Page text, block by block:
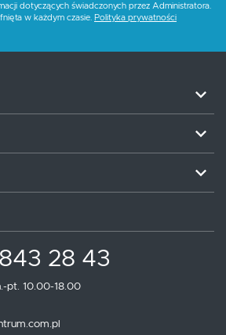
dotyczących świadczonych przez Administratora.
w każdym czasie. Polityka prywatności
28 43
pt. 10.00-18.00